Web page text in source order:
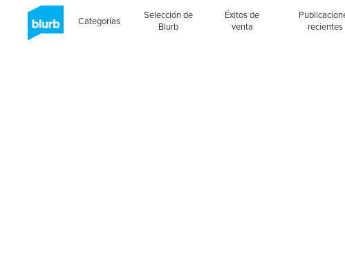
Categorías
Selección de
Blurb
Éxitos de
venta
recientes